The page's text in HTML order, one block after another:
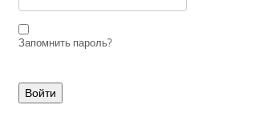
Запомнить пароль?